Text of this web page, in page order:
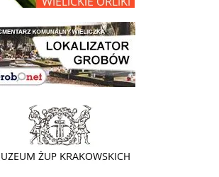
do lokalizatora grobów na wielickim cmentarzu - grobnet
do strony - Muzeum Żup Krakowskich Wieliczka